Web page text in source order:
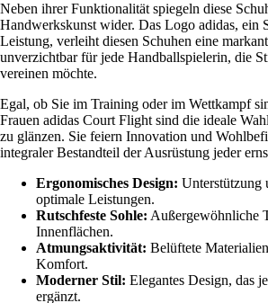
Neben ihrer Funktionalität spiegeln diese
Handwerkskunst wider. Das Logo adidas, ein
Leistung, verleiht diesen Schuhen eine
unverzichtbar für jede Handballspielerin, die
vereinen möchte.
Egal, ob Sie im Training oder im Wettkampf
Frauen adidas Court Flight sind die ideale
zu glänzen. Sie feiern Innovation und
integraler Bestandteil der Ausrüstung jeder
Ergonomisches Design:
optimale Leistungen.
Rutschfeste Sohle: Außergewöhnliche
Innenflächen.
Atmungsaktivität: Belüftete
Komfort.
Moderner Stil: Elegantes Design, das
ergänzt.